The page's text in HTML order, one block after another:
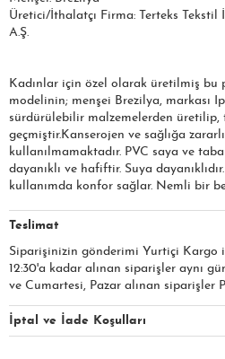
Üretici/İthalatçı Firma: Terteks
A.Ş.
Kadınlar için özel olarak üretilmiş bu
modelinin; menşei Brezilya, markası
sürdürülebilir malzemelerden üretilip,
geçmiştir.Kanserojen ve sağlığa
kullanılmamaktadır. PVC saya ve
dayanıklı ve hafiftir. Suya
kullanımda konfor sağlar. Nemli bir
Teslimat
Siparişinizin gönderimi Yurtiçi Kargo
12:30'a kadar alınan siparişler aynı
ve Cumartesi, Pazar alınan siparişler
İptal ve İade Koşulları